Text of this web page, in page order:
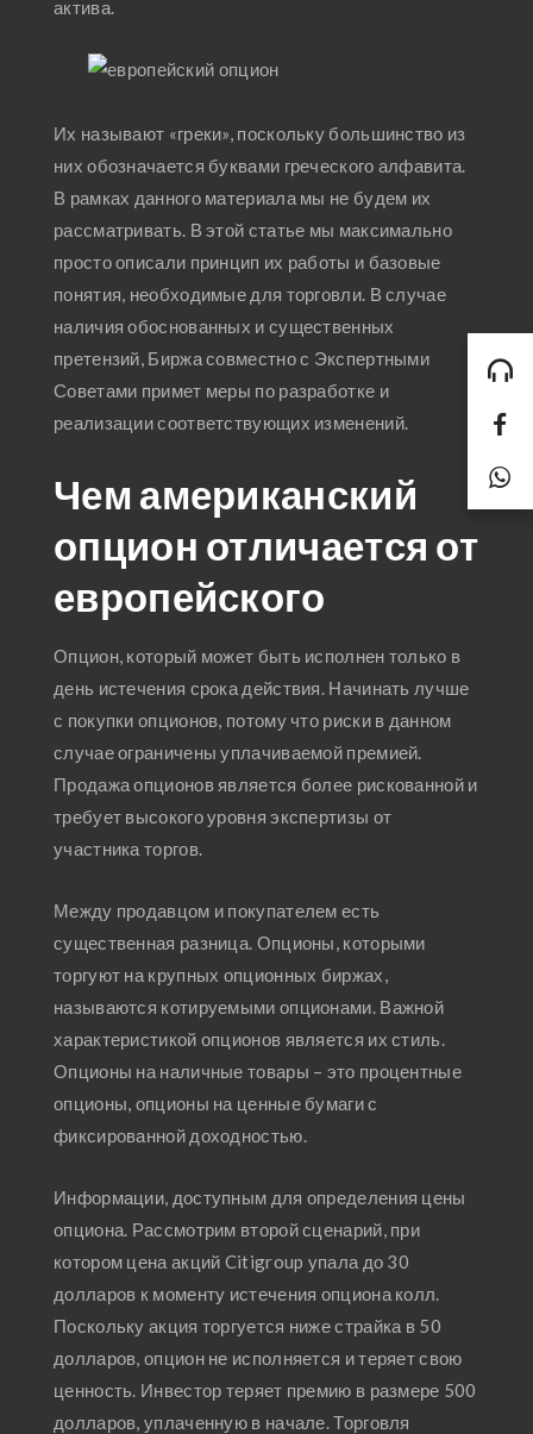
актива.
Их называют «греки», поскольку большинство из
них обозначается буквами греческого алфавита.
В рамках данного материала мы не будем их
рассматривать. В этой статье мы максимально
просто описали принцип их работы и базовые
понятия, необходимые для торговли. В случае
наличия обоснованных и существенных
претензий, Биржа совместно с Экспертными
Советами примет меры по разработке и
реализации соответствующих изменений.
Чем американский
опцион отличается от
европейского
Опцион, который может быть исполнен только в
день истечения срока действия. Начинать лучше
с покупки опционов, потому что риски в данном
случае ограничены уплачиваемой премией.
Продажа опционов является более рискованной и
требует высокого уровня экспертизы от
участника торгов.
Между продавцом и покупателем есть
существенная разница. Опционы, которыми
торгуют на крупных опционных биржах,
называются котируемыми опционами. Важной
характеристикой опционов является их стиль.
Опционы на наличные товары – это процентные
опционы, опционы на ценные бумаги с
фиксированной доходностью.
Информации, доступным для определения цены
опциона. Рассмотрим второй сценарий, при
котором цена акций Citigroup упала до 30
долларов к моменту истечения опциона колл.
Поскольку акция торгуется ниже страйка в 50
долларов, опцион не исполняется и теряет свою
ценность. Инвестор теряет премию в размере 500
долларов, уплаченную в начале. Торговля